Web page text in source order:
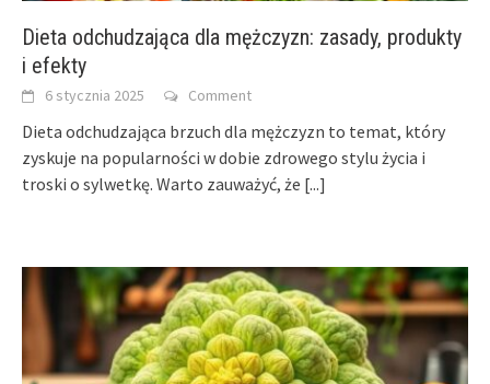
Dieta odchudzająca dla mężczyzn: zasady, produkty
i efekty
6 stycznia 2025 Comment
Dieta odchudzająca brzuch dla mężczyzn to temat, który
zyskuje na popularności w dobie zdrowego stylu życia i
troski o sylwetkę. Warto zauważyć, że [...]